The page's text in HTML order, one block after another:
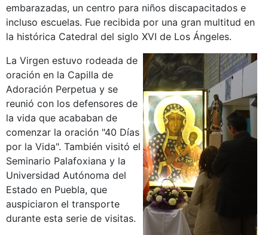
embarazadas, un centro para niños discapacitados e
incluso escuelas. Fue recibida por una gran multitud en
la histórica Catedral del siglo XVI de Los Ángeles.
La Virgen estuvo rodeada de
oración en la Capilla de
Adoración Perpetua y se
reunió con los defensores de
la vida que acababan de
comenzar la oración "40 Días
por la Vida". También visitó el
Seminario Palafoxiana y la
Universidad Autónoma del
Estado en Puebla, que
auspiciaron el transporte
durante esta serie de visitas.